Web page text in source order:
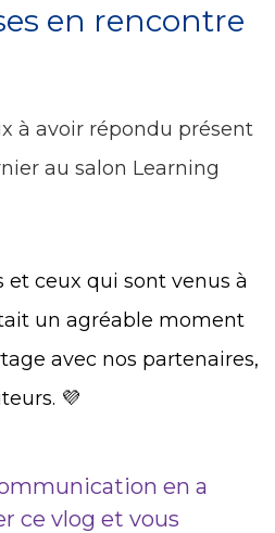
en rencontre
à avoir répondu présent
au salon Learning
et ceux qui sont venus à
un agréable moment
avec nos partenaires,
💜
en a
ce vlog et vous